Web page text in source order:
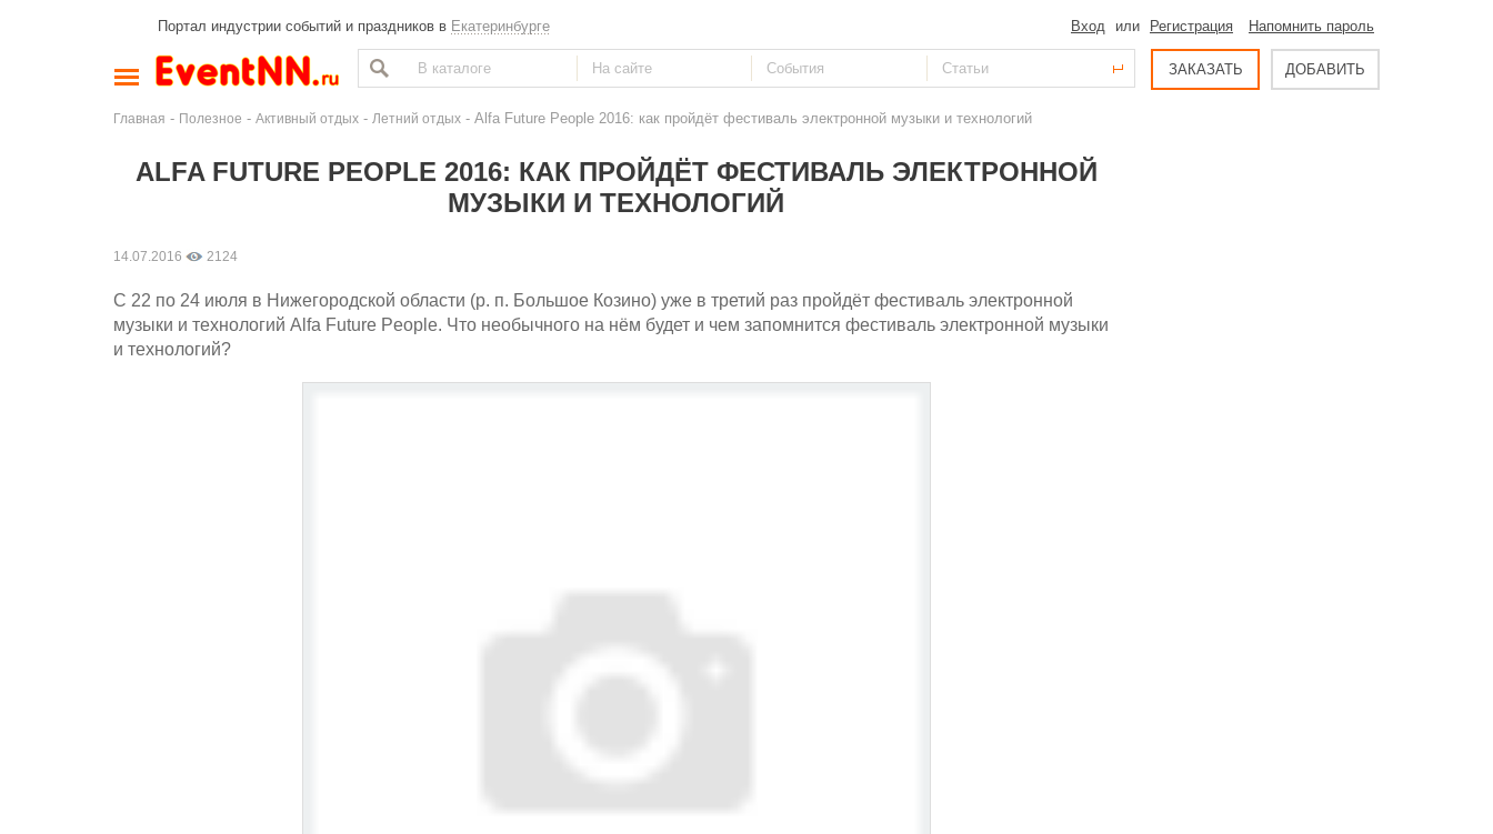
Портал индустрии событий и праздников в Екатеринбурге Вход или Регистрация Напомнить пароль
ЗАКАЗАТЬ ДОБАВИТЬ
Главная - Полезное - Активный отдых - Летний отдых - Alfa Future People 2016: как пройдёт фестиваль электронной музыки и технологий
ALFA FUTURE PEOPLE 2016: КАК ПРОЙДЁТ ФЕСТИВАЛЬ ЭЛЕКТРОННОЙ
МУЗЫКИ И ТЕХНОЛОГИЙ
14.07.2016 2124
С 22 по 24 июля в Нижегородской области (р. п. Большое Козино) уже в третий раз пройдёт фестиваль электронной
музыки и технологий Alfa Future People. Что необычного на нём будет и чем запомнится фестиваль электронной музыки
и технологий?